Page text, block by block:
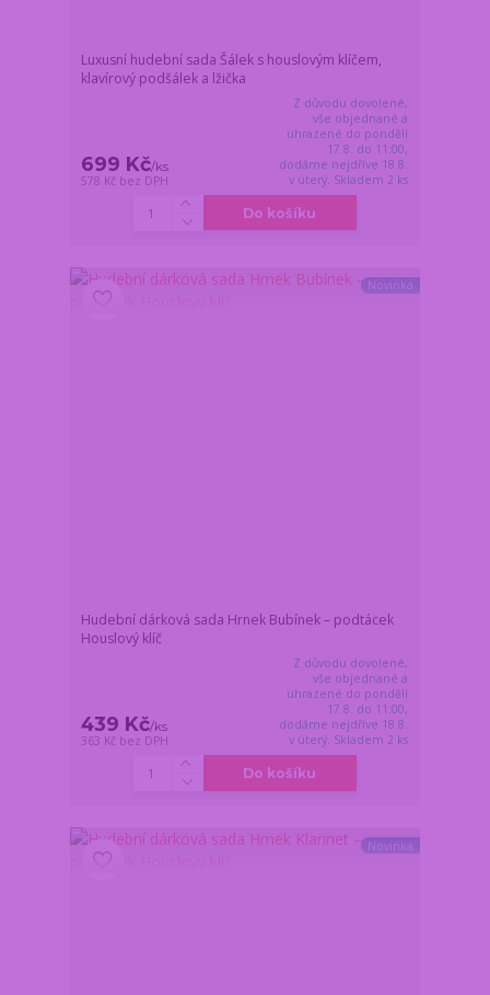
Luxusní hudební sada Šálek s houslovým klíčem,
klavírový podšálek a lžička
699 Kč/ks
578 Kč bez DPH
Z důvodu dovolené,
vše objednané a
uhrazené do pondělí
17.8. do 11:00,
dodáme nejdříve 18.8.
v úterý. Skladem 2 ks
Do košíku
Novinka
Hudební dárková sada Hrnek Bubínek – podtácek
Houslový klíč
439 Kč/ks
363 Kč bez DPH
Z důvodu dovolené,
vše objednané a
uhrazené do pondělí
17.8. do 11:00,
dodáme nejdříve 18.8.
v úterý. Skladem 2 ks
Do košíku
Novinka